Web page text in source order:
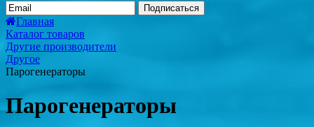
Подписаться
Главная
Каталог товаров
Другие производители
Другое
Парогенераторы
Парогенераторы